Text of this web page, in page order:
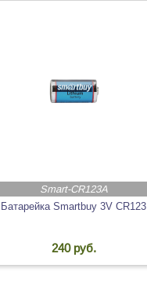
Smart-CR123A
Батарейка Smartbuy 3V CR123
240 руб.